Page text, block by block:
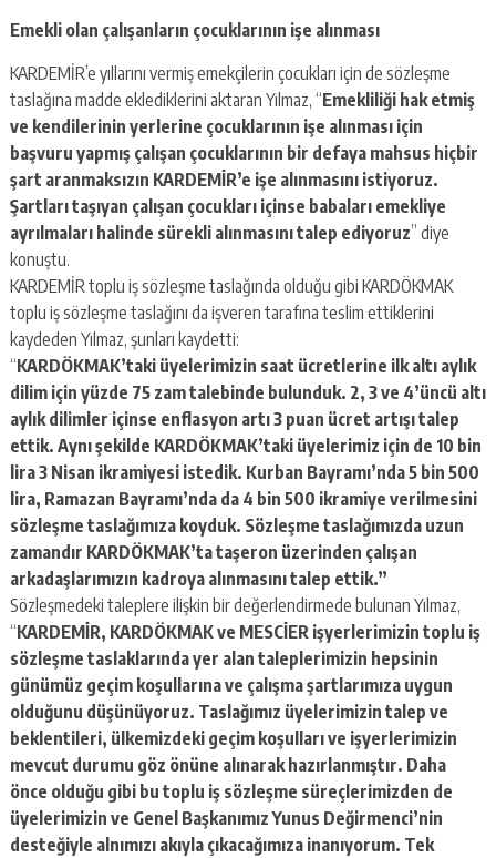
Emekli olan çalışanların çocuklarının işe alınması
KARDEMİR’e yıllarını vermiş emekçilerin çocukları için de sözleşme
taslağına madde eklediklerini aktaran Yılmaz, “Emekliliği hak etmiş
ve kendilerinin yerlerine çocuklarının işe alınması için
başvuru yapmış çalışan çocuklarının bir defaya mahsus hiçbir
şart aranmaksızın KARDEMİR’e işe alınmasını istiyoruz.
Şartları taşıyan çalışan çocukları içinse babaları emekliye
ayrılmaları halinde sürekli alınmasını talep ediyoruz” diye
konuştu.
KARDEMİR toplu iş sözleşme taslağında olduğu gibi KARDÖKMAK
toplu iş sözleşme taslağını da işveren tarafına teslim ettiklerini
kaydeden Yılmaz, şunları kaydetti:
“KARDÖKMAK’taki üyelerimizin saat ücretlerine ilk altı aylık
dilim için yüzde 75 zam talebinde bulunduk. 2, 3 ve 4’üncü altı
aylık dilimler içinse enflasyon artı 3 puan ücret artışı talep
ettik. Aynı şekilde KARDÖKMAK’taki üyelerimiz için de 10 bin
lira 3 Nisan ikramiyesi istedik. Kurban Bayramı’nda 5 bin 500
lira, Ramazan Bayramı’nda da 4 bin 500 ikramiye verilmesini
sözleşme taslağımıza koyduk. Sözleşme taslağımızda uzun
zamandır KARDÖKMAK’ta taşeron üzerinden çalışan
arkadaşlarımızın kadroya alınmasını talep ettik.”
Sözleşmedeki taleplere ilişkin bir değerlendirmede bulunan Yılmaz,
“KARDEMİR, KARDÖKMAK ve MESCİER işyerlerimizin toplu iş
sözleşme taslaklarında yer alan taleplerimizin hepsinin
günümüz geçim koşullarına ve çalışma şartlarımıza uygun
olduğunu düşünüyoruz. Taslağımız üyelerimizin talep ve
beklentileri, ülkemizdeki geçim koşulları ve işyerlerimizin
mevcut durumu göz önüne alınarak hazırlanmıştır. Daha
önce olduğu gibi bu toplu iş sözleşme süreçlerimizden de
üyelerimizin ve Genel Başkanımız Yunus Değirmenci’nin
desteğiyle alnımızı akıyla çıkacağımıza inanıyorum. Tek